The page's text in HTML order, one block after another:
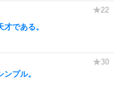
である。
プル。